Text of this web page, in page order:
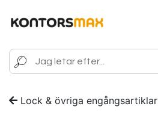
Lock & övriga engångsartiklar